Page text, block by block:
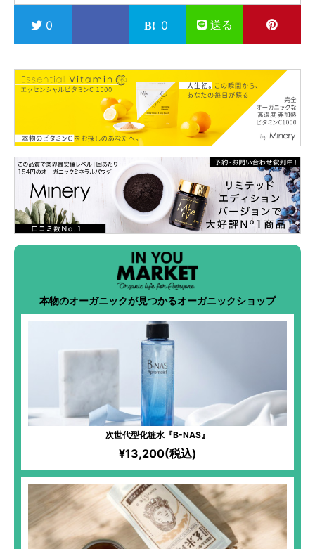
0 0 送る
本物のオーガニックが見つかるオーガニックショップ
次世代型化粧水『B-NAS』
¥13,200(税込)